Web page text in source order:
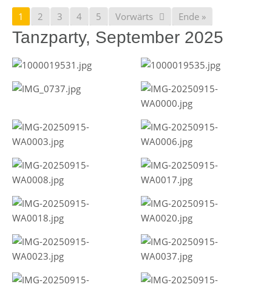
1 2 3 4 5 Vorwärts Ende »
Tanzparty, September 2025